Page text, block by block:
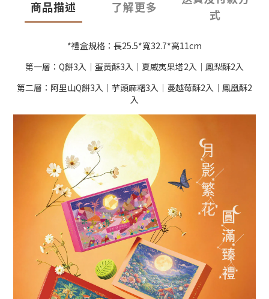
商品描述 了解更多
式
*禮盒規格：長25.5*寬32.7*高11cm
第一層：Q餅3入｜蛋黃酥3入｜夏威夷果塔2入｜鳳梨酥2入
第二層：阿里山Q餅3入｜芋頭麻糬3入｜蔓越莓酥2入｜鳳凰酥2
入